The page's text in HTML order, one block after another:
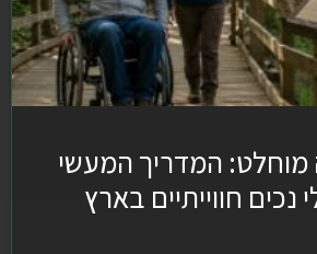
מוחלט: המדריך המעשי
נכים חווייתיים בארץ